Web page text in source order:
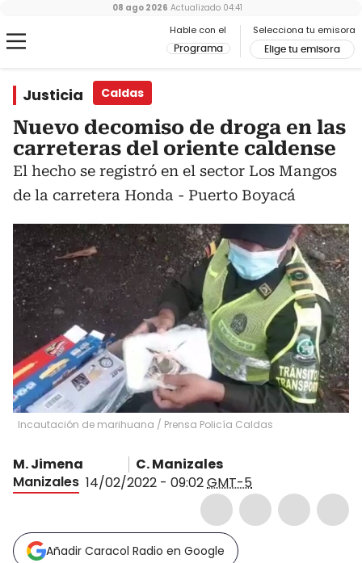
Hable con el
Programa
Selecciona tu emisora
Elige tu emisora
08 ago 2026 Actualizado 04:41
Justicia Caldas
Nuevo decomiso de droga en las
carreteras del oriente caldense
El hecho se registró en el sector Los Mangos
de la carretera Honda - Puerto Boyacá
Incautación de marihuana / Prensa Policía Caldas
M. Jimena
C. Manizales
Manizales 14/02/2022 - 09:02GMT-5
Añadir Caracol Radio en Google